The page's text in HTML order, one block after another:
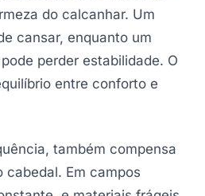
do calcanhar. Um
cansar, enquanto um
perder estabilidade. O
entre conforto e
também compensa
cabedal. Em campos